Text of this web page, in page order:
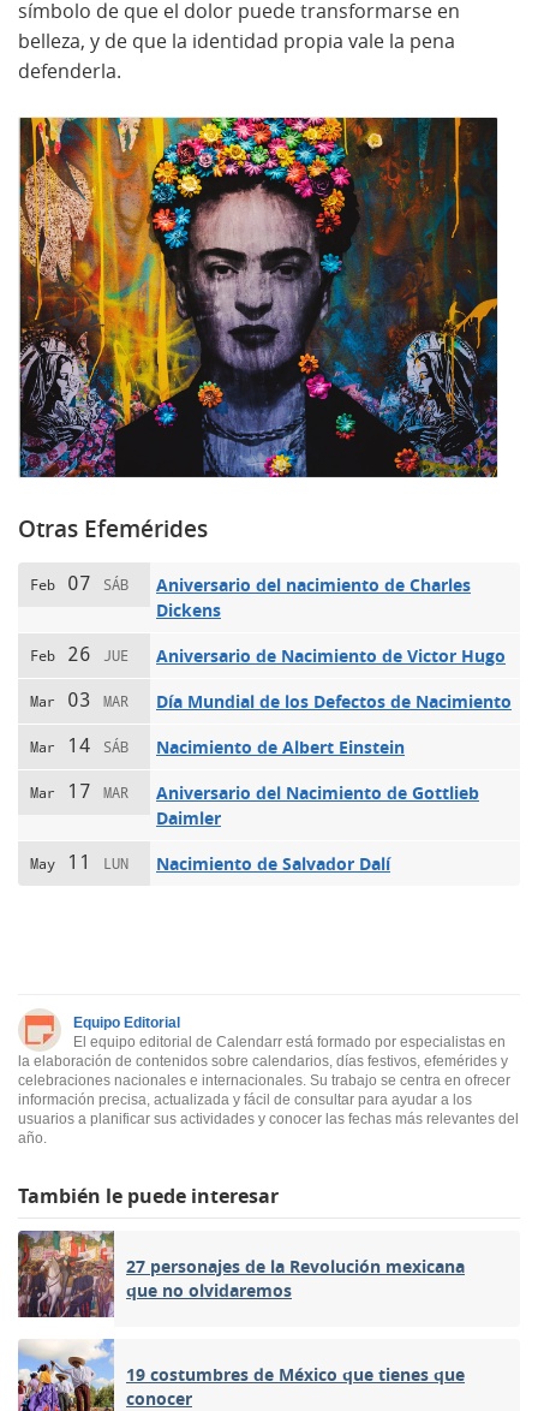
símbolo de que el dolor puede transformarse en
belleza, y de que la identidad propia vale la pena
defenderla.
Otras Efemérides
Feb 07 SÁB
Aniversario del nacimiento de Charles
Dickens
Feb 26 JUE Aniversario de Nacimiento de Victor Hugo
Mar 03 MAR Día Mundial de los Defectos de Nacimiento
Mar 14 SÁB Nacimiento de Albert Einstein
Mar 17 MAR
Aniversario del Nacimiento de Gottlieb
Daimler
May 11 LUN Nacimiento de Salvador Dalí
Equipo Editorial
El equipo editorial de Calendarr está formado por especialistas en
la elaboración de contenidos sobre calendarios, días festivos, efemérides y
celebraciones nacionales e internacionales. Su trabajo se centra en ofrecer
información precisa, actualizada y fácil de consultar para ayudar a los
usuarios a planificar sus actividades y conocer las fechas más relevantes del
año.
También le puede interesar
27 personajes de la Revolución mexicana
que no olvidaremos
19 costumbres de México que tienes que
conocer